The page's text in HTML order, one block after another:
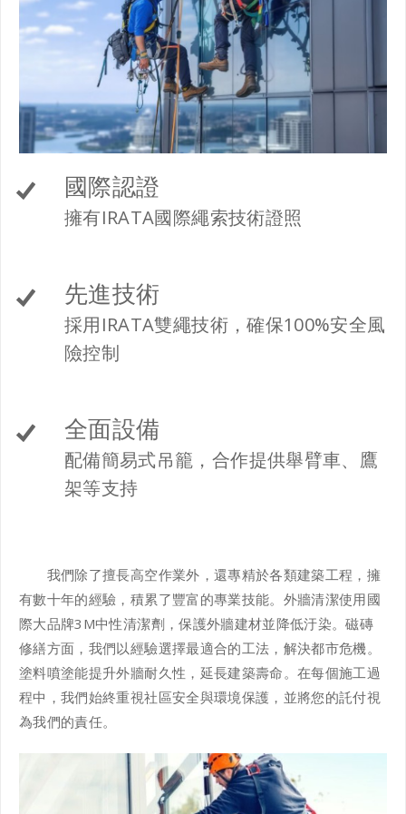
國際認證
擁有IRATA國際繩索技術證照
先進技術
採用IRATA雙繩技術，確保100%安全風
險控制
全面設備
配備簡易式吊籠，合作提供舉臂車、鷹
架等支持
我們除了擅長高空作業外，還專精於各類建築工程，擁
有數十年的經驗，積累了豐富的專業技能。外牆清潔使用國
際大品牌3M中性清潔劑，保護外牆建材並降低汙染。磁磚
修繕方面，我們以經驗選擇最適合的工法，解決都市危機。
塗料噴塗能提升外牆耐久性，延長建築壽命。在每個施工過
程中，我們始終重視社區安全與環境保護，並將您的託付視
為我們的責任。